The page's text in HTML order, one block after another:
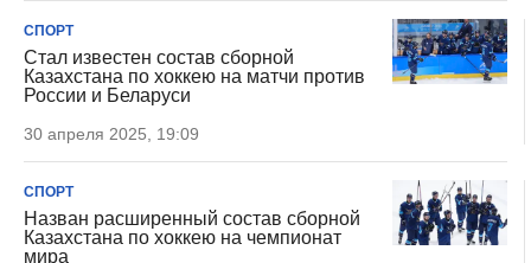
СПОРТ
Стал известен состав сборной
Казахстана по хоккею на матчи против
России и Беларуси
30 апреля 2025, 19:09
СПОРТ
Назван расширенный состав сборной
Казахстана по хоккею на чемпионат
мира